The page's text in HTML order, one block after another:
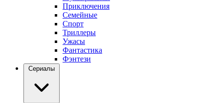
Приключения
Семейные
Спорт
Триллеры
Ужасы
Фантастика
Фэнтези
Сериалы